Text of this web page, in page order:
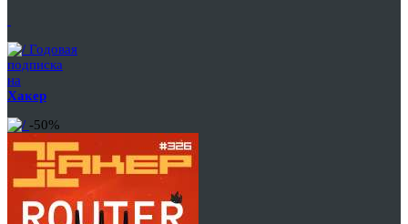
Годовая
подписка
на
Хакер
-50%